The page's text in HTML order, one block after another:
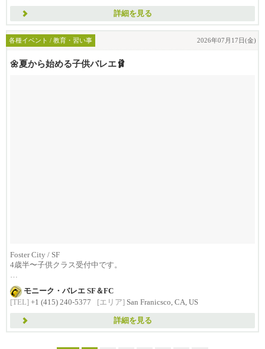
詳細を見る
各種イベント / 教育・習い事 2026年07月17日(金)
🌼夏から始める子供バレエ🩰
Foster City / SF
4歳半〜子供クラス受付中です。
少人数クラスで、
一人一人を...
モニーク・バレエ SF＆FC
[TEL] +1 (415) 240-5377 [エリア] San Franicsco, CA, US
詳細を見る